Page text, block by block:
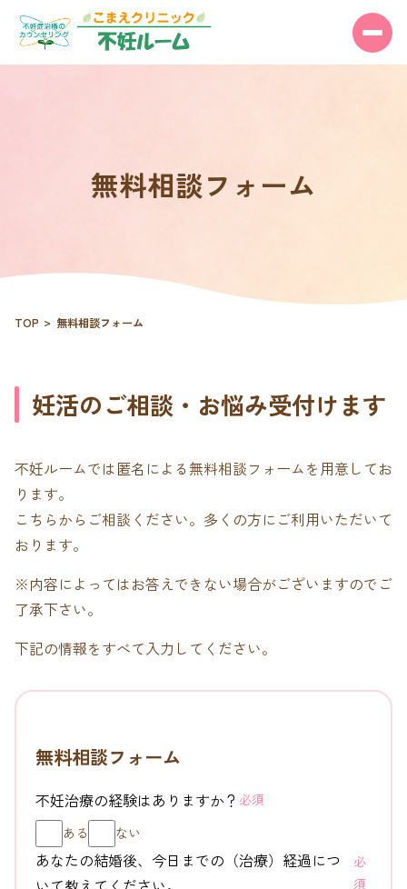
無料相談フォーム
TOP 無料相談フォーム
妊活のご相談・お悩み受付けます
不妊ルームでは匿名による無料相談フォームを用意してお
ります。
こちらからご相談ください。多くの方にご利用いただいて
おります。
※内容によってはお答えできない場合がございますのでご
了承下さい。
下記の情報をすべて入力してください。
無料相談フォーム
不妊治療の経験はありますか？ 必須
ある
ない
あなたの結婚後、今日までの（治療）経過につ
必
須